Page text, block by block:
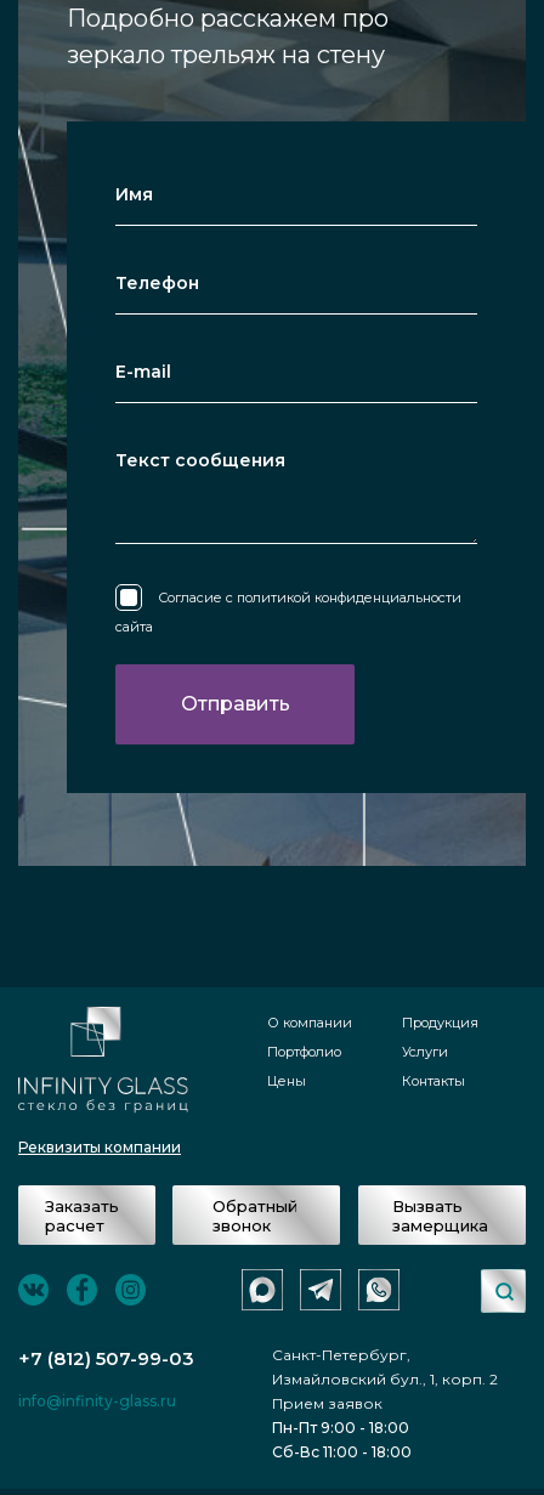
Подробно расскажем про
зеркало трельяж на стену
Согласие с политикой конфиденциальности
сайта
Реквизиты компании
О компании
Портфолио
Цены
Продукция
Услуги
Контакты
Заказать
расчет
Обратный
звонок
Вызвать
замерщика
+7 (812) 507-99-03
Санкт-Петербург,
Измайловский бул., 1, корп. 2
info@infinity-glass.ru
Прием заявок
Пн-Пт 9:00 - 18:00
Сб-Вс 11:00 - 18:00